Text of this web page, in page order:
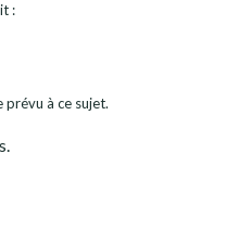
:
prévu à ce sujet.